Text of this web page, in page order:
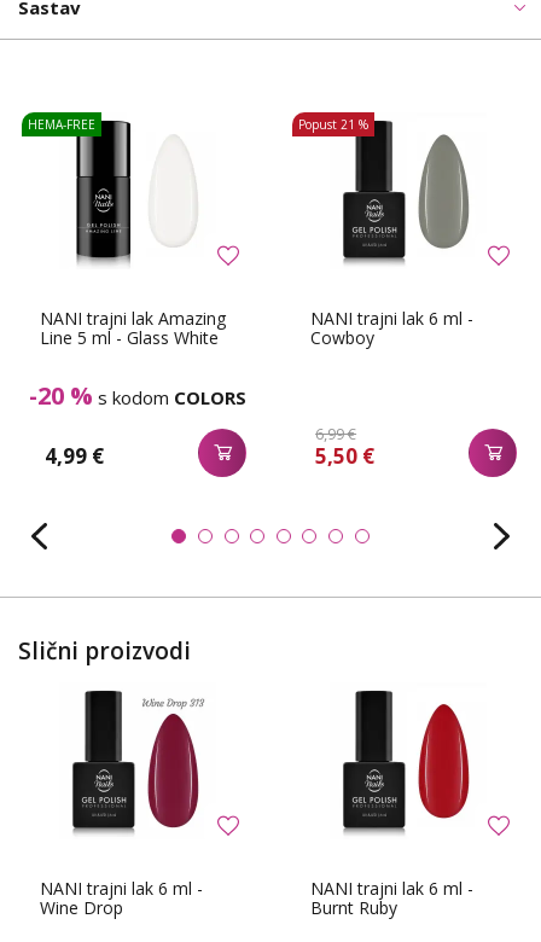
Sastav
NANI trajni lak Amazing
Line 5 ml - Glass White
-20 % s kodom COLORS
4,99 €
HEMA-FREE
NANI trajni lak 6 ml -
Cowboy
6,99 €
5,50 €
Popust 21 %
Slični proizvodi
NANI trajni lak 6 ml -
Wine Drop
NANI trajni lak 6 ml -
Burnt Ruby